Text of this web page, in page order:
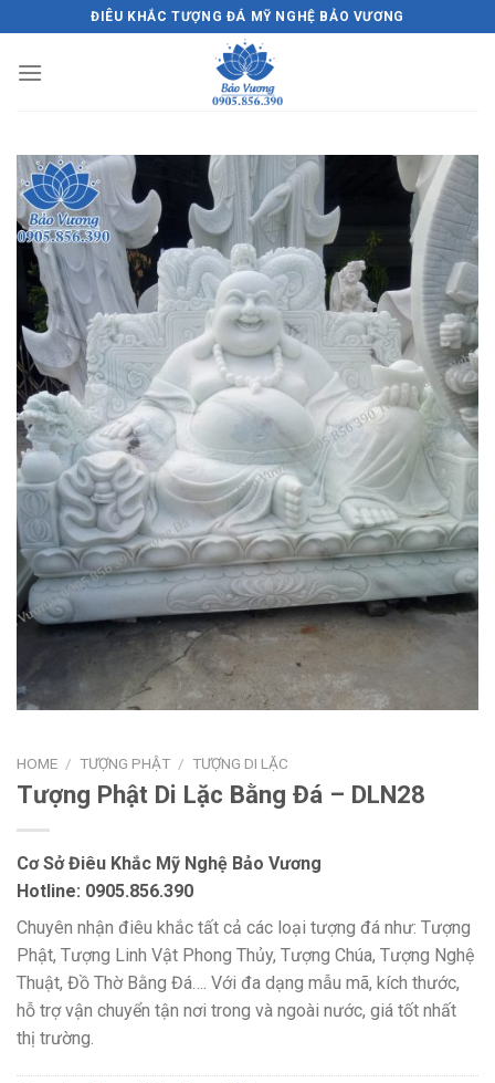
to
content
ĐIÊU KHẮC TƯỢNG ĐÁ MỸ NGHỆ BẢO VƯƠNG
HOME / TƯỢNG PHẬT / TƯỢNG DI LẶC
Tượng Phật Di Lặc Bằng Đá – DLN28
Cơ Sở Điêu Khắc Mỹ Nghệ Bảo Vương
Hotline: 0905.856.390
Chuyên nhận điêu khắc tất cả các loại tượng đá như: Tượng
Phật, Tượng Linh Vật Phong Thủy, Tượng Chúa, Tượng Nghệ
Thuật, Đồ Thờ Bằng Đá…. Với đa dạng mẫu mã, kích thước,
hỗ trợ vận chuyển tận nơi trong và ngoài nước, giá tốt nhất
thị trường.